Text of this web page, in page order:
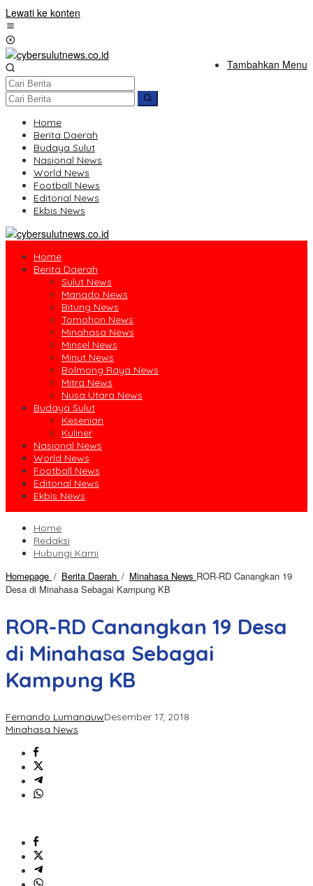
Lewati ke konten
Tambahkan Menu
Home
Berita Daerah
Budaya Sulut
Nasional News
World News
Football News
Editorial News
Ekbis News
Home
Berita Daerah
Sulut News
Manado News
Bitung News
Tomohon News
Minahasa News
Minsel News
Minut News
Bolmong Raya News
Mitra News
Nusa Utara News
Budaya Sulut
Kesenian
Kuliner
Nasional News
World News
Football News
Editorial News
Ekbis News
Home
Redaksi
Hubungi Kami
Homepage / Berita Daerah / Minahasa News ROR-RD Canangkan 19
Desa di Minahasa Sebagai Kampung KB
ROR-RD Canangkan 19 Desa
di Minahasa Sebagai
Kampung KB
Fernando LumanauwDesember 17, 2018
Minahasa News